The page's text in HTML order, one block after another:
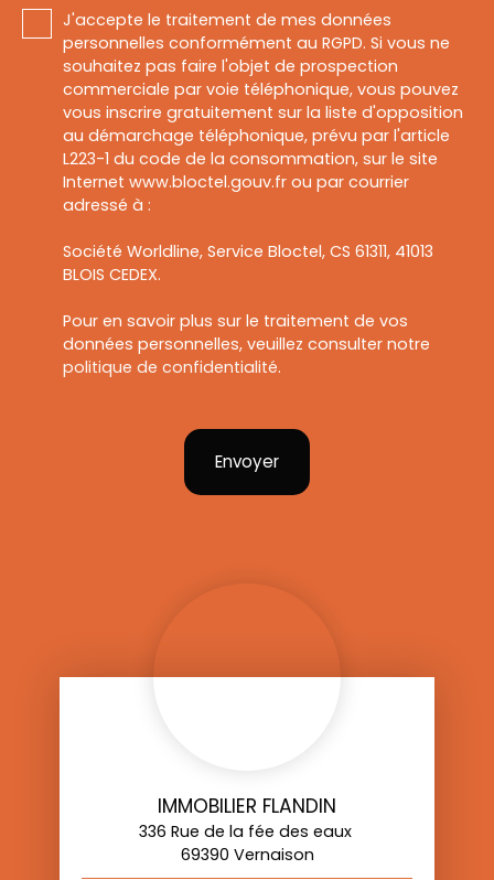
J'accepte le traitement de mes données
personnelles conformément au RGPD. Si vous ne
souhaitez pas faire l'objet de prospection
commerciale par voie téléphonique, vous pouvez
vous inscrire gratuitement sur la liste d'opposition
au démarchage téléphonique, prévu par l'article
L223-1 du code de la consommation, sur le site
Internet www.bloctel.gouv.fr ou par courrier
adressé à :
Société Worldline, Service Bloctel, CS 61311, 41013
BLOIS CEDEX.
Pour en savoir plus sur le traitement de vos
données personnelles, veuillez consulter notre
politique de confidentialité.
Envoyer
IMMOBILIER FLANDIN
336 Rue de la fée des eaux
69390 Vernaison